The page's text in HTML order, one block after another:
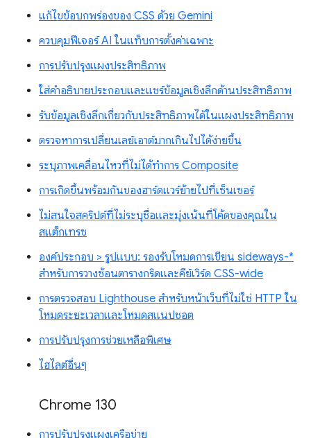
แก้ไขข้อบกพร่องของ CSS ด้วย Gemini
ควบคุมฟีเจอร์ AI ในแท็บการตั้งค่าเฉพาะ
การปรับปรุงแผงประสิทธิภาพ
ใส่คำอธิบายประกอบและแชร์ข้อมูลเชิงลึกด้านประสิทธิภาพ
รับข้อมูลเชิงลึกเกี่ยวกับประสิทธิภาพได้ในแผงประสิทธิภาพ
ตรวจหาการเปลี่ยนเลย์เอาต์มากเกินไปได้ง่ายขึ้น
ระบุภาพเคลื่อนไหวที่ไม่ได้ทำการ Composite
การเกิดขึ้นพร้อมกันของฮาร์ดแวร์ย้ายไปที่เซ็นเซอร์
ไม่สนใจสคริปต์ที่ไม่ระบุชื่อและมุ่งเน้นที่โค้ดของคุณใน
สแต็กเทรซ
องค์ประกอบ > รูปแบบ: รองรับโหมดการเขียน sideways-*
สำหรับการวางซ้อนตารางกริดและคีย์เวิร์ด CSS-wide
การตรวจสอบ Lighthouse สำหรับหน้าเว็บที่ไม่ใช่ HTTP ใน
โหมดระยะเวลาและโหมดสแนปชอต
การปรับปรุงการช่วยเหลือพิเศษ
ไฮไลต์อื่นๆ
Chrome 130
การปรับปรุงแผงเครือข่าย